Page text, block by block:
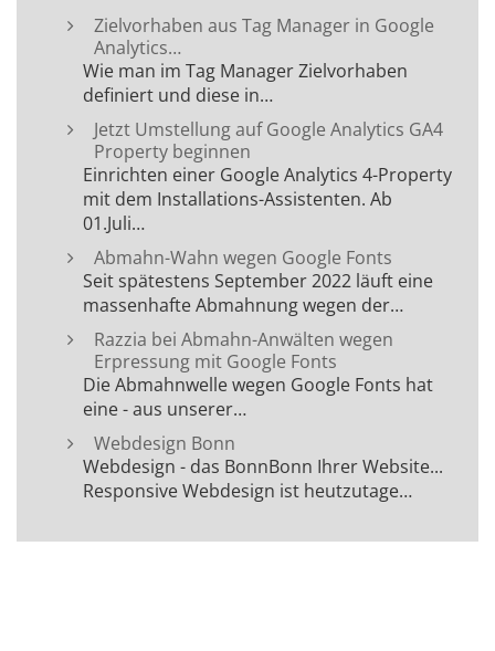
Zielvorhaben aus Tag Manager in Google
Analytics…
Wie man im Tag Manager Zielvorhaben
definiert und diese in…
Jetzt Umstellung auf Google Analytics GA4
Property beginnen
Einrichten einer Google Analytics 4-Property
mit dem Installations-Assistenten. Ab
01.Juli…
Abmahn-Wahn wegen Google Fonts
Seit spätestens September 2022 läuft eine
massenhafte Abmahnung wegen der…
Razzia bei Abmahn-Anwälten wegen
Erpressung mit Google Fonts
Die Abmahnwelle wegen Google Fonts hat
eine - aus unserer…
Webdesign Bonn
Webdesign - das BonnBonn Ihrer Website...
Responsive Webdesign ist heutzutage…